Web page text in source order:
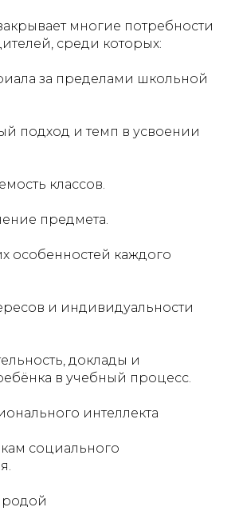
многие потребности
среди которых:
за пределами школьной
подход и темп в усвоении
классов.
предмета.
особенностей каждого
и индивидуальности
доклады и
в учебный процесс.
интеллекта
социального